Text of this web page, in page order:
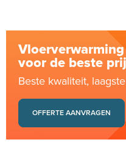
Vloerverwarming
voor de beste
Beste kwaliteit,
OFFERTE AANVRAGEN